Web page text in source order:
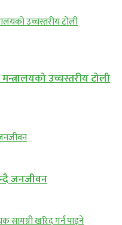
उच्चस्तरीय टोली
जनजीवन